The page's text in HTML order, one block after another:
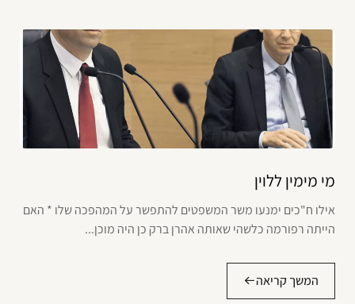
מי מימין ללוין
אילו ח"כים ימנעו משר המשפטים להתפשר על המהפכה שלו * האם
הייתה רפורמה כלשהי שאותה אהרן ברק כן היה מוכן...
המשך קריאה